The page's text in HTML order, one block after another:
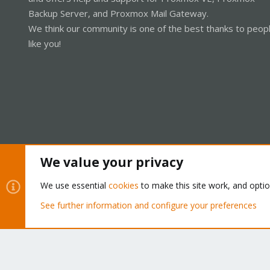
Backup Server, and Proxmox Mail Gateway.
We think our community is one of the best thanks to
like you!
Community platform by XenForo® © 2010-2026 XenForo Ltd.
We value your privacy
We use essential cookies to make this site work, and
See further information and configure your preferences